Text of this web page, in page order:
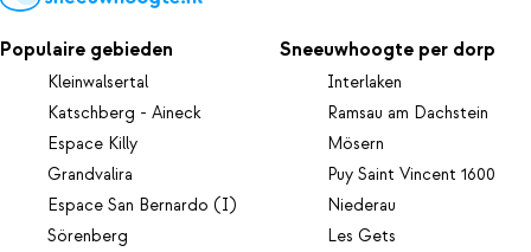
Populaire gebieden
Kleinwalsertal
Katschberg - Aineck
Espace Killy
Grandvalira
Espace San Bernardo (I)
Sörenberg
Sneeuwhoogte per dorp
Interlaken
Ramsau am Dachstein
Mösern
Puy Saint Vincent 1600
Niederau
Les Gets